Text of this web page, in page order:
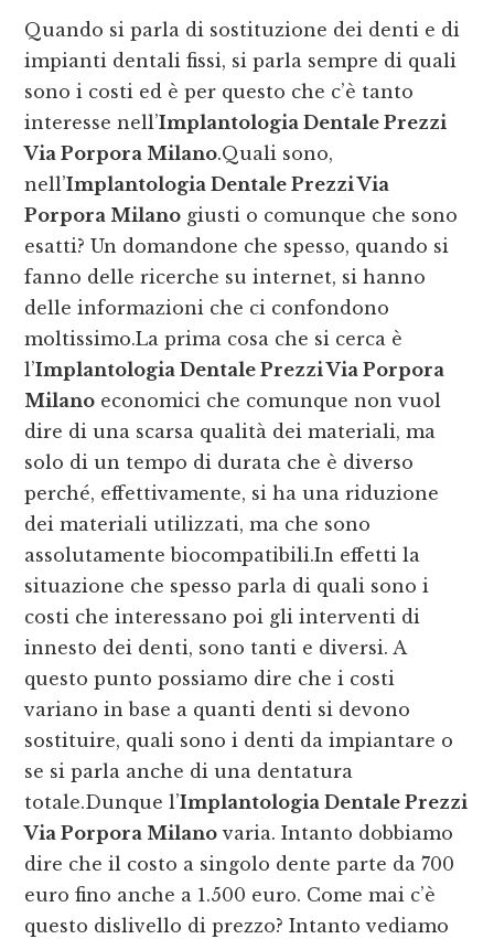
Quando si parla di sostituzione dei denti e di
impianti dentali fissi, si parla sempre di quali
sono i costi ed è per questo che c’è tanto
interesse nell’Implantologia Dentale Prezzi
Via Porpora Milano.Quali sono,
nell’Implantologia Dentale Prezzi Via
Porpora Milano giusti o comunque che sono
esatti? Un domandone che spesso, quando si
fanno delle ricerche su internet, si hanno
delle informazioni che ci confondono
moltissimo.La prima cosa che si cerca è
l’Implantologia Dentale Prezzi Via Porpora
Milano economici che comunque non vuol
dire di una scarsa qualità dei materiali, ma
solo di un tempo di durata che è diverso
perché, effettivamente, si ha una riduzione
dei materiali utilizzati, ma che sono
assolutamente biocompatibili.In effetti la
situazione che spesso parla di quali sono i
costi che interessano poi gli interventi di
innesto dei denti, sono tanti e diversi. A
questo punto possiamo dire che i costi
variano in base a quanti denti si devono
sostituire, quali sono i denti da impiantare o
se si parla anche di una dentatura
totale.Dunque l’Implantologia Dentale Prezzi
Via Porpora Milano varia. Intanto dobbiamo
dire che il costo a singolo dente parte da 700
euro fino anche a 1.500 euro. Come mai c’è
questo dislivello di prezzo? Intanto vediamo